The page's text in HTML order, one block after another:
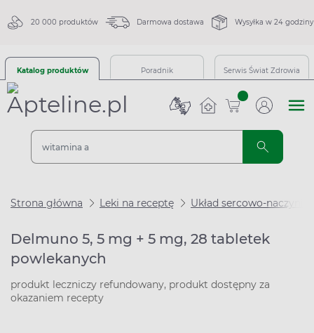
20 000 produktów Darmowa dostawa Wysyłka w 24 godziny
Katalog produktów Poradnik Serwis Świat Zdrowia
sztuk
Strona główna Leki na receptę Układ sercowo-
Delmuno 5, 5 mg + 5 mg, 28 tabletek
powlekanych
produkt leczniczy refundowany, produkt dostępny za
okazaniem recepty